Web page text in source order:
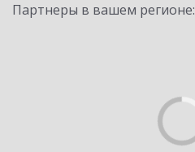
Партнеры в вашем регионе: